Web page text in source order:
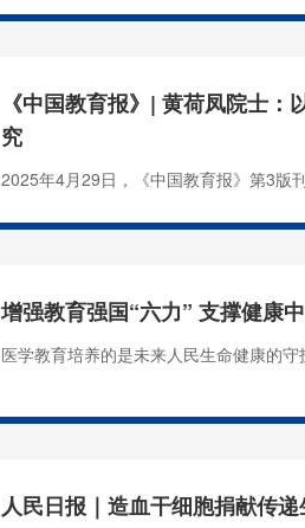
《中国教育报》| 黄荷凤院士：
究
2025年4月29日，《中国教育报》第3版
增强教育强国“六力” 支撑健康
医学教育培养的是未来人民生命健康的
人民日报｜造血干细胞捐献传